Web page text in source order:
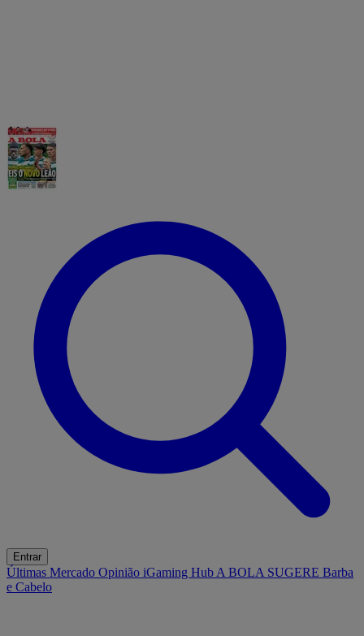
Entrar
Últimas Mercado Opinião iGaming Hub A BOLA SUGERE Barba
e Cabelo